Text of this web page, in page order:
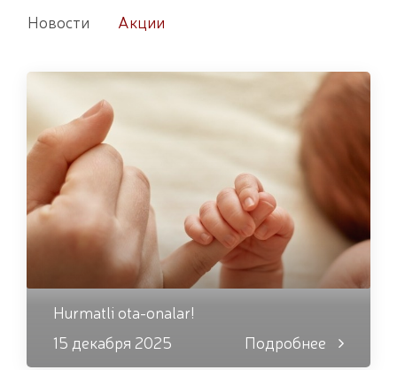
Новости Акции
Hurmatli ota-onalar!
15 декабря 2025
Подробнее